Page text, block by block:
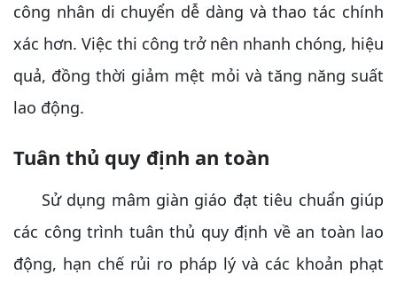
công nhân di chuyển dễ dàng và thao tác chính
xác hơn. Việc thi công trở nên nhanh chóng, hiệu
quả, đồng thời giảm mệt mỏi và tăng năng suất
lao động.
Tuân thủ quy định an toàn
Sử dụng mâm giàn giáo đạt tiêu chuẩn giúp
các công trình tuân thủ quy định về an toàn lao
động, hạn chế rủi ro pháp lý và các khoản phạt